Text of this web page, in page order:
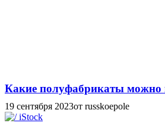
Какие полуфабрикаты можно
19 сентября 2023от russkoepole